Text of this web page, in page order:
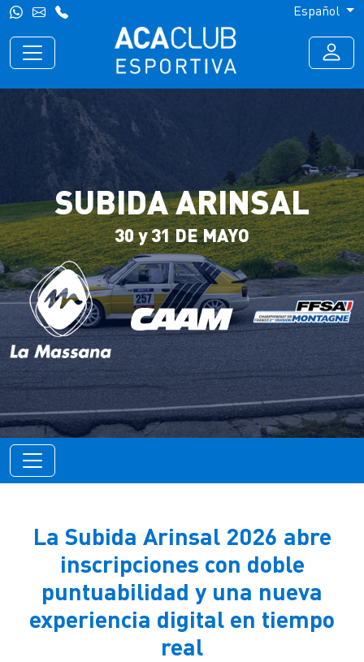
Español
SUBIDA ARINSAL
30 y 31 DE MAYO
La Subida Arinsal 2026 abre
inscripciones con doble
puntuabilidad y una nueva
experiencia digital en tiempo
real